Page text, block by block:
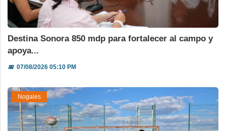
Destina Sonora 850 mdp para fortalecer al campo y
apoya...
📅07/08/2026 05:10 PM
Nogales